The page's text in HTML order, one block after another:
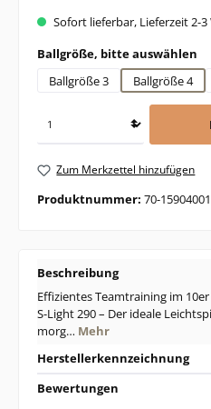
Sofort lieferbar, Lieferzeit 2-
Ballgröße, bitte auswählen
Ballgröße 3
Ballgröße 4
Zum Merkzettel hinzufügen
Produktnummer: 70-
Beschreibung
Effizientes Teamtraining im
S-Light 290 – Der ideale
morg… Mehr
Herstellerkennzeichnung
Bewertungen